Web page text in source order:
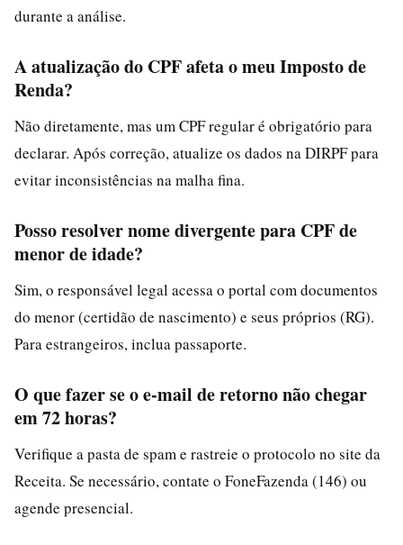
durante a análise.
A atualização do CPF afeta o meu Imposto de
Renda?
Não diretamente, mas um CPF regular é obrigatório para
declarar. Após correção, atualize os dados na DIRPF para
evitar inconsistências na malha fina.
Posso resolver nome divergente para CPF de
menor de idade?
Sim, o responsável legal acessa o portal com documentos
do menor (certidão de nascimento) e seus próprios (RG).
Para estrangeiros, inclua passaporte.
O que fazer se o e-mail de retorno não chegar
em 72 horas?
Verifique a pasta de spam e rastreie o protocolo no site da
Receita. Se necessário, contate o FoneFazenda (146) ou
agende presencial.